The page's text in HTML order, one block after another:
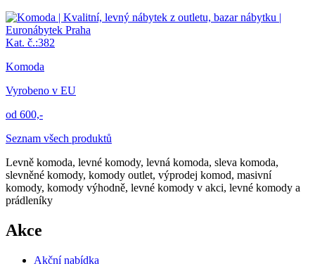
Kat. č.:382
Komoda
Vyrobeno v EU
od 600,-
Seznam všech produktů
Levně komoda, levné komody, levná komoda, sleva komoda,
slevněné komody, komody outlet, výprodej komod, masivní
komody, komody výhodně‎, levné komody v akci‎, levné komody a
prádleníky
Akce
Akční nabídka